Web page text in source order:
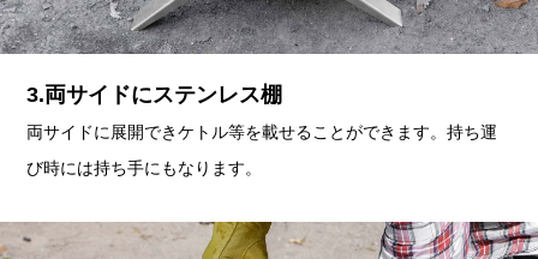
3.両サイドにステンレス棚
両サイドに展開できケトル等を載せることができます。持ち運
び時には持ち手にもなります。